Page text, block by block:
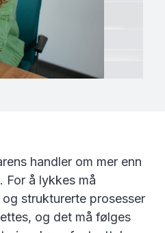
handler om mer enn
For å lykkes må
strukturerte prosesser
og det må følges